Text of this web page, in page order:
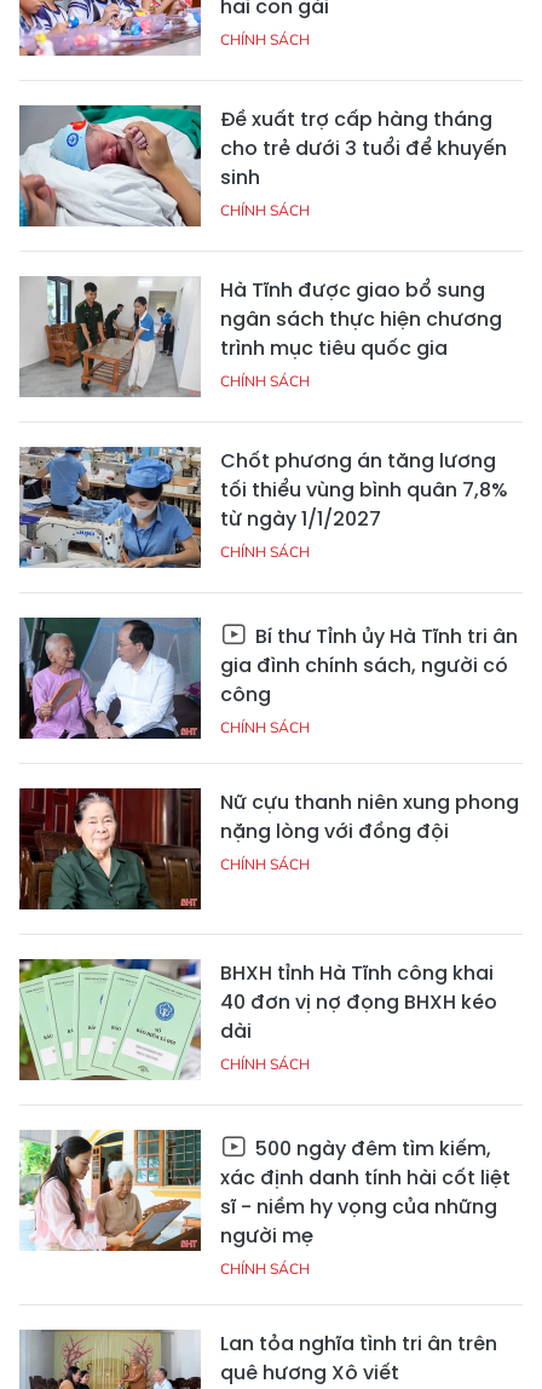
hai con gái
CHÍNH SÁCH
Đề xuất trợ cấp hàng tháng
cho trẻ dưới 3 tuổi để khuyến
sinh
CHÍNH SÁCH
Hà Tĩnh được giao bổ sung
ngân sách thực hiện chương
trình mục tiêu quốc gia
CHÍNH SÁCH
Chốt phương án tăng lương
tối thiểu vùng bình quân 7,8%
từ ngày 1/1/2027
CHÍNH SÁCH
Bí thư Tỉnh ủy Hà Tĩnh tri ân
gia đình chính sách, người có
công
CHÍNH SÁCH
Nữ cựu thanh niên xung phong
nặng lòng với đồng đội
CHÍNH SÁCH
BHXH tỉnh Hà Tĩnh công khai
40 đơn vị nợ đọng BHXH kéo
dài
CHÍNH SÁCH
500 ngày đêm tìm kiếm,
xác định danh tính hài cốt liệt
sĩ - niềm hy vọng của những
người mẹ
CHÍNH SÁCH
Lan tỏa nghĩa tình tri ân trên
quê hương Xô viết